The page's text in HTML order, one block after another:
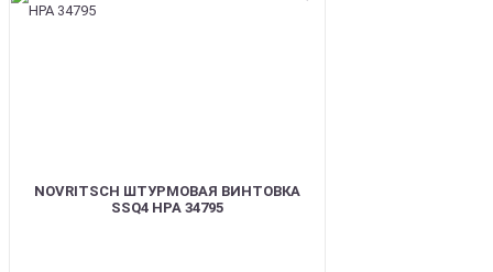
NOVRITSCH ШТУРМОВАЯ ВИНТОВКА
SSQ4 HPA 34795